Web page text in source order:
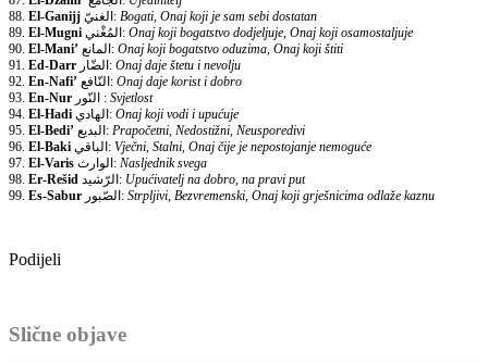
88. El-Ganijj الغنيّ: Bogati, Onaj koji je sam sebi dostatan
89. El-Mugni المُغْني: Onaj koji bogatstvo dodjeljuje, Onaj koji osamostaljuje
90. El-Mani’ المانع: Onaj koji bogatstvo oduzima, Onaj koji štiti
91. Ed-Darr الضّار: Onaj daje štetu i nevolju
92. En-Nafi’ النّافع: Onaj daje korist i dobro
93. En-Nur النّور : Svjetlost
94. El-Hadi الهادي: Onaj koji vodi i upućuje
95. El-Bedi’ البديع: Prapočetni, Nedostižni, Neusporedivi
96. El-Baki الباقي: Vječni, Stalni, Onaj čije je nepostojanje nemoguće
97. El-Varis الوارث: Nasljednik svega
98. Er-Rešid الرّشيد: Upućivatelj na dobro, na pravi put
99. Es-Sabur الصّبور: Strpljivi, Bezvremenski, Onaj koji grješnicima odlaže kaznu
Podijeli
Slične objave